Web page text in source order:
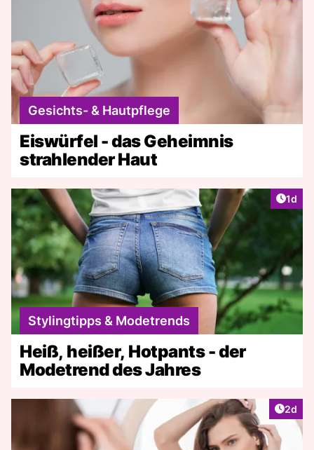
Gesichts- & Hautpflege
Eiswürfel - das Geheimnis
strahlender Haut
1d
Stylingtipps & Modetrends
Heiß, heißer, Hotpants - der
Modetrend des Jahres
2d